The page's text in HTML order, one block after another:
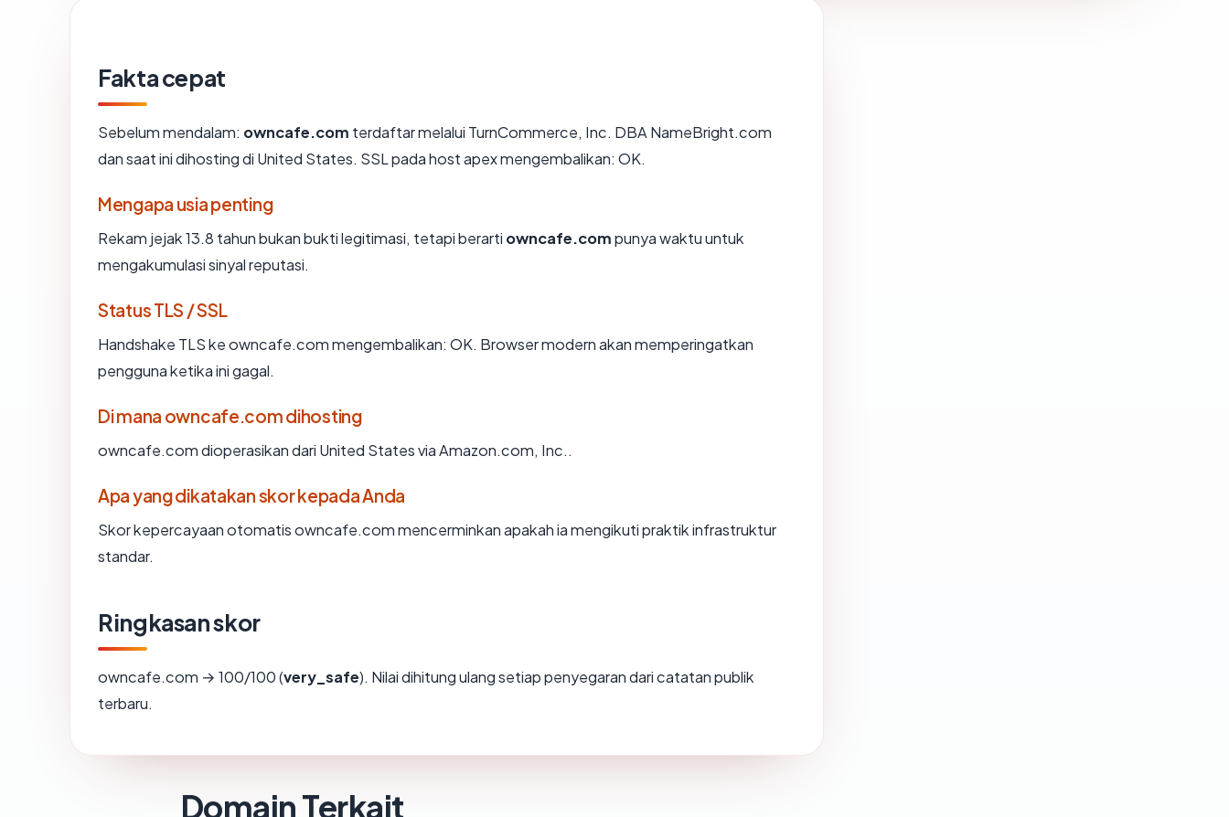
Fakta cepat
Sebelum mendalam: owncafe.com terdaftar melalui TurnCommerce, Inc. DBA NameBright.com
dan saat ini dihosting di United States. SSL pada host apex mengembalikan: OK.
Mengapa usia penting
Rekam jejak 13.8 tahun bukan bukti legitimasi, tetapi berarti owncafe.compunya waktu untuk
mengakumulasi sinyal reputasi.
Status TLS / SSL
Handshake TLS ke owncafe.com mengembalikan: OK. Browser modern akan memperingatkan
pengguna ketika ini gagal.
Di mana owncafe.com dihosting
owncafe.com dioperasikan dari United States via Amazon.com, Inc..
Apa yang dikatakan skor kepada Anda
Skor kepercayaan otomatis owncafe.com mencerminkan apakah ia mengikuti praktik infrastruktur
standar.
Ringkasan skor
owncafe.com → 100/100 (very_safe). Nilai dihitung ulang setiap penyegaran dari catatan publik
terbaru.
Domain Terkait